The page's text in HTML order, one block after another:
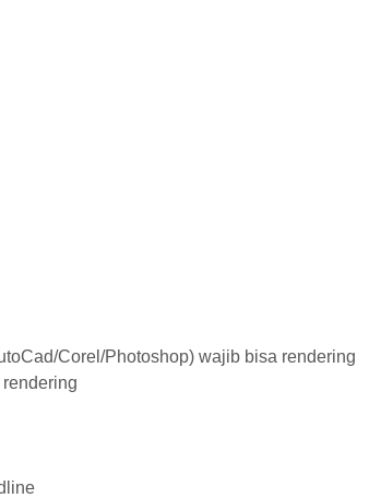
Corel/Photoshop) wajib bisa rendering